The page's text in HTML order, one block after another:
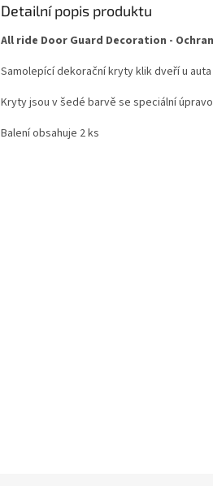
Detailní popis produktu
All ride Door Guard Decoration -
Samolepící dekorační kryty klik dveří u auta
Kryty jsou v šedé barvě se speciální
Balení obsahuje 2 ks